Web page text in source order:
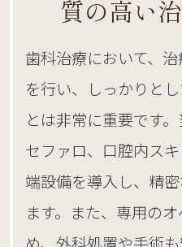
質の高い
歯科治療において、
を行い、しっかりと
とは非常に重要です
セファロ、口腔内ス
端設備を導入し、精
ます。また、専用の